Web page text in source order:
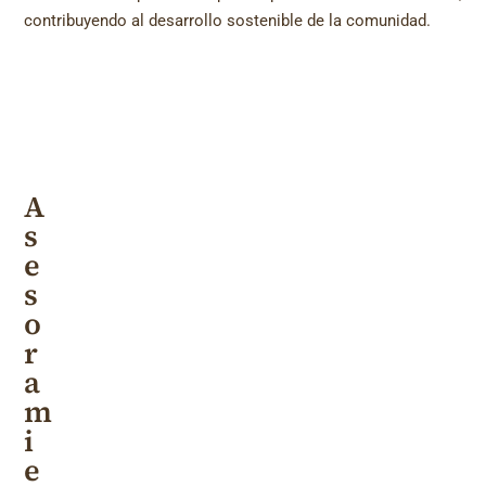
contribuyendo al desarrollo sostenible de la comunidad.
A
s
e
s
o
r
a
m
i
e